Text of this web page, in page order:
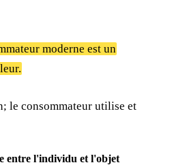
moderne est un
le consommateur utilise et
entre l'individu et l'objet